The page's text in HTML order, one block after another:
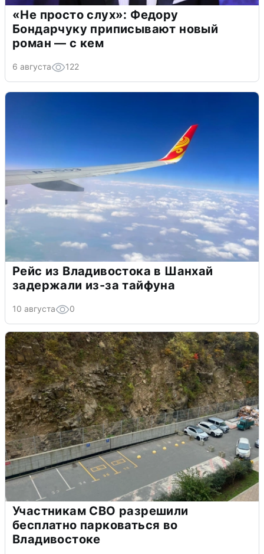
«Не просто слух»: Федору
Бондарчуку приписывают новый
роман — с кем
6 августа 122
Рейс из Владивостока в Шанхай
задержали из-за тайфуна
10 августа 0
Участникам СВО разрешили
бесплатно парковаться во
Владивостоке